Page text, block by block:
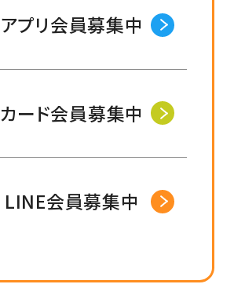
アプリ会員募集中
カード会員募集中
LINE会員募集中